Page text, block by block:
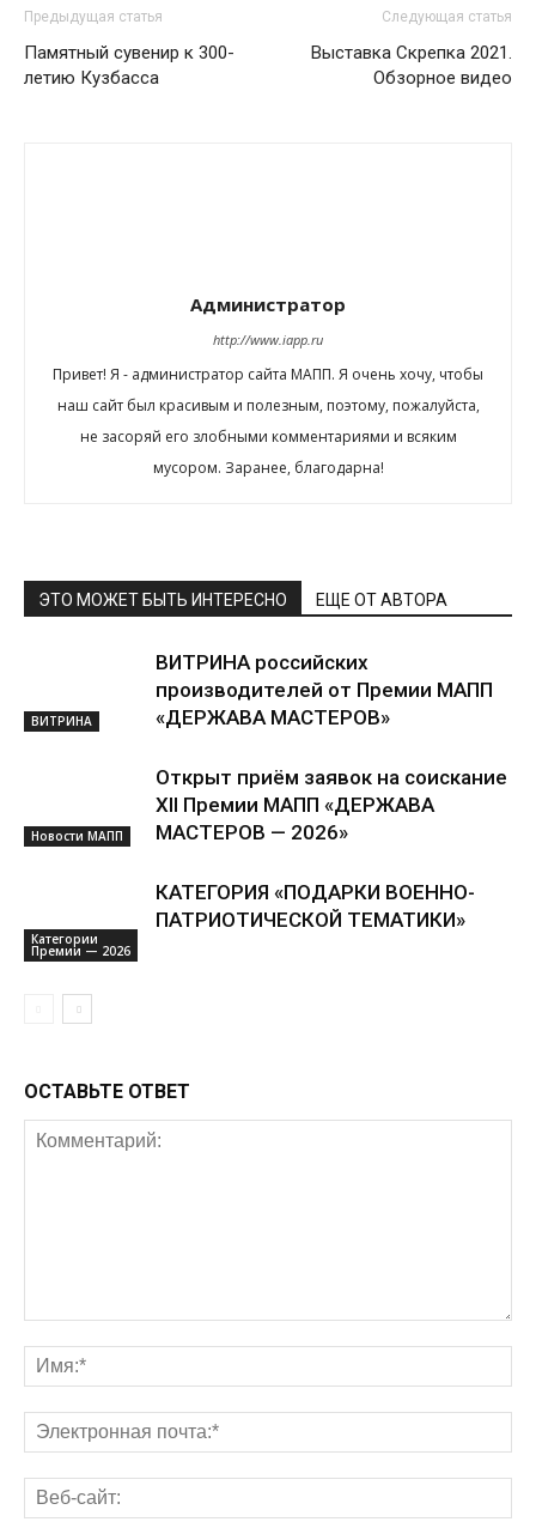
Предыдущая статья
Памятный сувенир к 300-
летию Кузбасса
Следующая статья
Выставка Скрепка 2021.
Обзорное видео
Администратор
http://www.iapp.ru
Привет! Я - администратор сайта МАПП. Я очень хочу, чтобы
наш сайт был красивым и полезным, поэтому, пожалуйста,
не засоряй его злобными комментариями и всяким
мусором. Заранее, благодарна!
ЭТО МОЖЕТ БЫТЬ ИНТЕРЕСНО ЕЩЕ ОТ АВТОРА
ВИТРИНА
ВИТРИНА российских
производителей от Премии МАПП
«ДЕРЖАВА МАСТЕРОВ»
Новости МАПП
Открыт приём заявок на соискание
XII Премии МАПП «ДЕРЖАВА
МАСТЕРОВ — 2026»
Категории
Премии — 2026
КАТЕГОРИЯ «ПОДАРКИ ВОЕННО-
ПАТРИОТИЧЕСКОЙ ТЕМАТИКИ»
ОСТАВЬТЕ ОТВЕТ